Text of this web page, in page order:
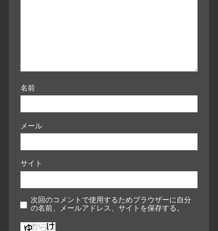
名前
メール
サイト
次回のコメントで使用するためブラウザーに自分
の名前、メールアドレス、サイトを保存する。